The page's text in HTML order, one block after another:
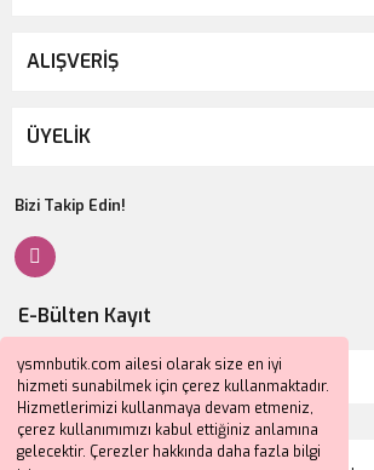
ysmnbutik.com ailesi olarak size en iyi
hizmeti sunabilmek için çerez kullanmaktadır.
Hizmetlerimizi kullanmaya devam etmeniz,
çerez kullanımımızı kabul ettiğiniz anlamına
gelecektir. Çerezler hakkında daha fazla bilgi
ALIŞVERİŞ
ÜYELİK
Bizi Takip Edin!
E-Bülten Kayıt